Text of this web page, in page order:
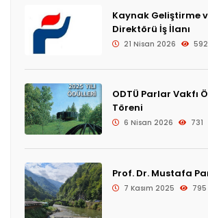
Kaynak Geliştirme
Direktörü İş İlanı
21 Nisan 2026 592
ODTÜ Parlar Vakfı
Töreni
6 Nisan 2026 731
Prof. Dr. Mustafa
7 Kasım 2025 795